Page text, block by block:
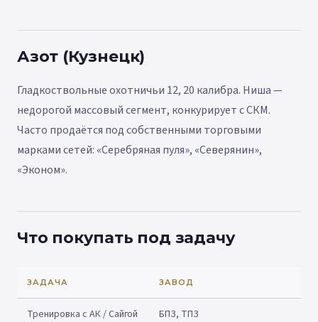
Азот (Кузнецк)
Гладкоствольные охотничьи 12, 20 калибра. Ниша —
недорогой массовый сегмент, конкурирует с СКМ.
Часто продаётся под собственными торговыми
марками сетей: «Серебряная пуля», «Северянин»,
«Эконом».
Что покупать под задачу
ЗАДАЧА ЗАВОД
Тренировка с АК / Сайгой БПЗ, ТПЗ